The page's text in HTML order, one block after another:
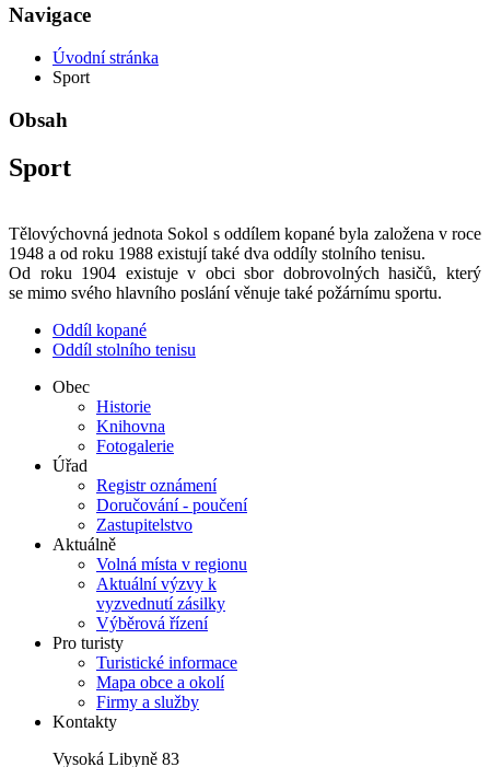
Navigace
Úvodní stránka
Sport
Obsah
Sport
Tělovýchovná jednota Sokol s oddílem kopané byla založena v roce
1948 a od roku 1988 existují také dva oddíly stolního tenisu.
Od roku 1904 existuje v obci sbor dobrovolných hasičů, který
se mimo svého hlavního poslání věnuje také požárnímu sportu.
Oddíl kopané
Oddíl stolního tenisu
Obec
Historie
Knihovna
Fotogalerie
Úřad
Registr oznámení
Doručování - poučení
Zastupitelstvo
Aktuálně
Volná místa v regionu
Aktuální výzvy k
vyzvednutí zásilky
Výběrová řízení
Pro turisty
Turistické informace
Mapa obce a okolí
Firmy a služby
Kontakty
Vysoká Libyně 83